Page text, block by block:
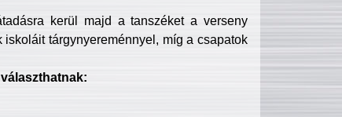
kerül majd a tanszéket a verseny
tárgynyereménnyel, míg a csapatok